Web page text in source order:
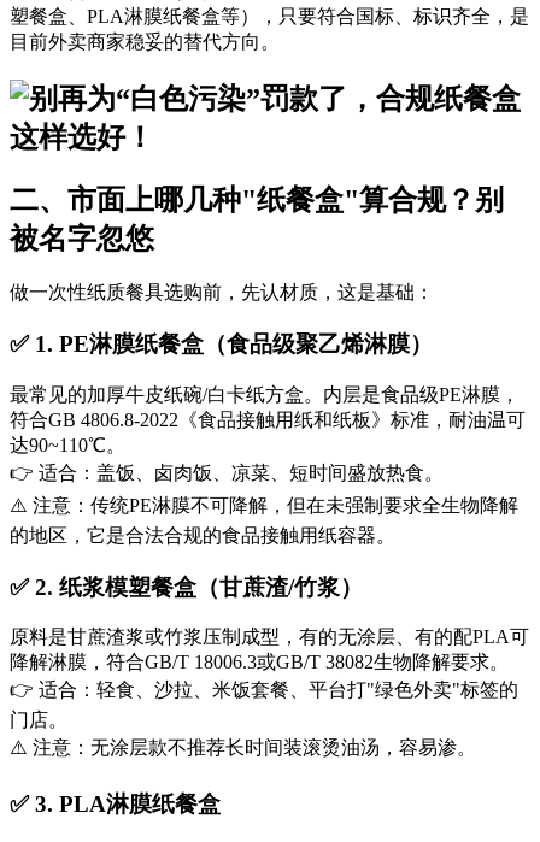
塑餐盒、PLA淋膜纸餐盒等），只要符合国标、标识齐全，是
目前外卖商家稳妥的替代方向。
二、市面上哪几种"纸餐盒"算合规？别
被名字忽悠
做一次性纸质餐具选购前，先认材质，这是基础：
✅ 1. PE淋膜纸餐盒（食品级聚乙烯淋膜）
最常见的加厚牛皮纸碗/白卡纸方盒。内层是食品级PE淋膜，
符合GB 4806.8-2022《食品接触用纸和纸板》标准，耐油温可
达90~110℃。
👉 适合：盖饭、卤肉饭、凉菜、短时间盛放热食。
⚠️ 注意：传统PE淋膜不可降解，但在未强制要求全生物降解
的地区，它是合法合规的食品接触用纸容器。
✅ 2. 纸浆模塑餐盒（甘蔗渣/竹浆）
原料是甘蔗渣浆或竹浆压制成型，有的无涂层、有的配PLA可
降解淋膜，符合GB/T 18006.3或GB/T 38082生物降解要求。
👉 适合：轻食、沙拉、米饭套餐、平台打"绿色外卖"标签的
门店。
⚠️ 注意：无涂层款不推荐长时间装滚烫油汤，容易渗。
✅ 3. PLA淋膜纸餐盒